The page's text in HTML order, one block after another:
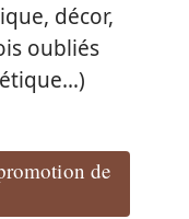
décor,
oubliés
de